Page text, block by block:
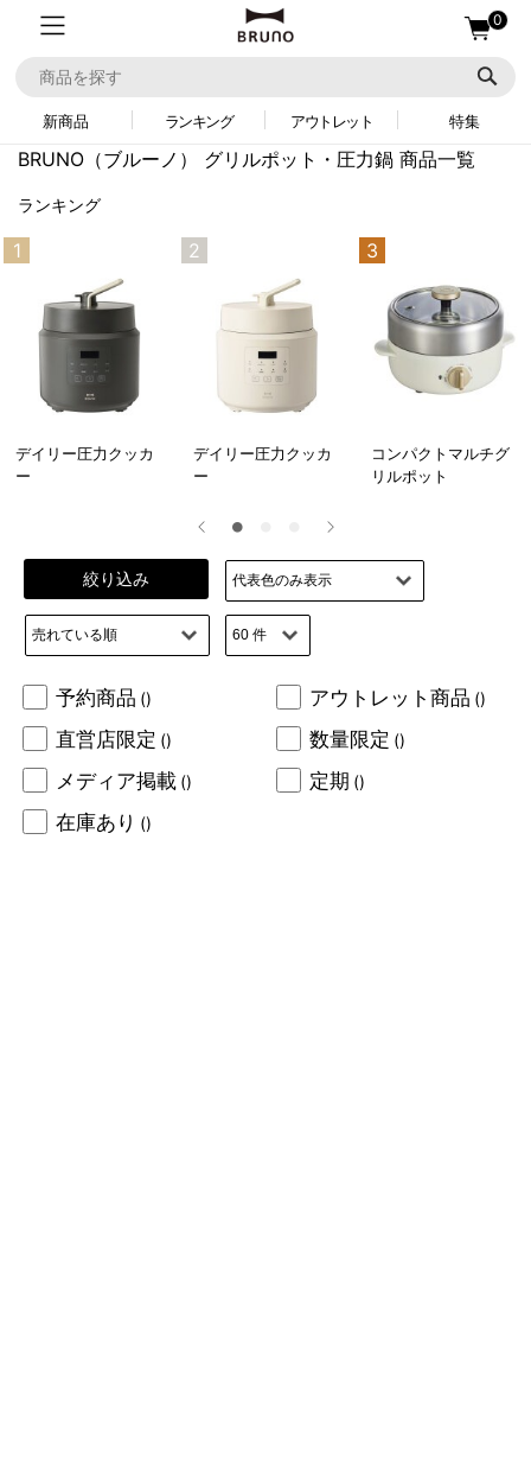
0
新商品 ランキング アウトレット 特集
BRUNO（ブルーノ） グリルポット・圧力鍋 商品一覧
ランキング
1
デイリー圧力クッカ
ー
2
デイリー圧力クッカ
ー
3
コンパクトマルチグ
リルポット
絞り込み
予約商品 () アウトレット商品 ()
直営店限定 () 数量限定 ()
メディア掲載 () 定期 ()
在庫あり ()